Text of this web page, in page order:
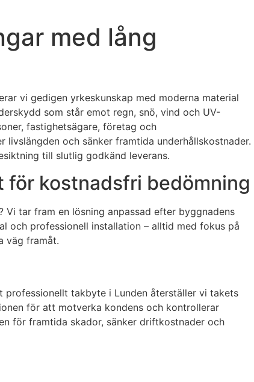
med lång
vi gedigen yrkeskunskap med moderna material
som står emot regn, snö, vind och UV-
fastighetsägare, företag och
och sänker framtida underhållskostnader.
till slutlig godkänd leverans.
för kostnadsfri bedömning
tar fram en lösning anpassad efter byggnadens
och professionell installation – alltid med fokus på
väg framåt.
takbyte i Lunden återställer vi takets
för att motverka kondens och kontrollerar
för framtida skador, sänker driftkostnader och